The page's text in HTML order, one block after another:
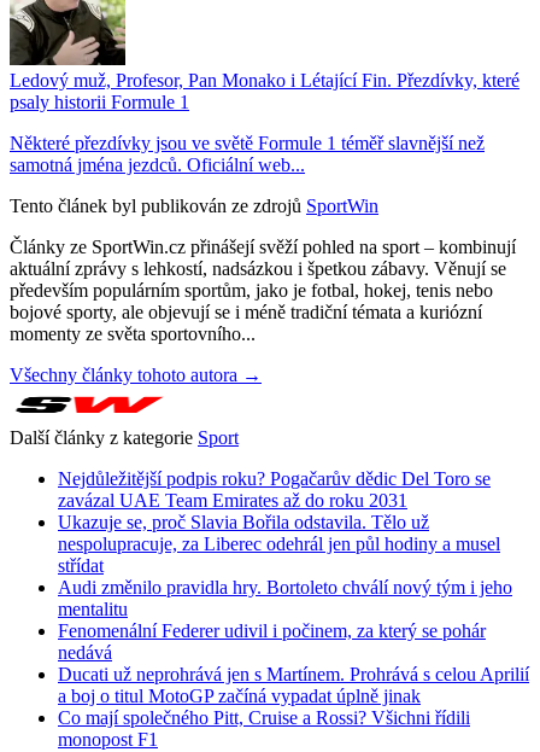
Ledový muž, Profesor, Pan Monako i Létající Fin. Přezdívky, které
psaly historii Formule 1
Některé přezdívky jsou ve světě Formule 1 téměř slavnější než
samotná jména jezdců. Oficiální web...
Tento článek byl publikován ze zdrojů SportWin
Články ze SportWin.cz přinášejí svěží pohled na sport – kombinují
aktuální zprávy s lehkostí, nadsázkou i špetkou zábavy. Věnují se
především populárním sportům, jako je fotbal, hokej, tenis nebo
bojové sporty, ale objevují se i méně tradiční témata a kuriózní
momenty ze světa sportovního...
Všechny články tohoto autora →
Další články z kategorie Sport
Nejdůležitější podpis roku? Pogačarův dědic Del Toro se
zavázal UAE Team Emirates až do roku 2031
Ukazuje se, proč Slavia Bořila odstavila. Tělo už
nespolupracuje, za Liberec odehrál jen půl hodiny a musel
střídat
Audi změnilo pravidla hry. Bortoleto chválí nový tým i jeho
mentalitu
Fenomenální Federer udivil i počinem, za který se pohár
nedává
Ducati už neprohrává jen s Martínem. Prohrává s celou Aprilií
a boj o titul MotoGP začíná vypadat úplně jinak
Co mají společného Pitt, Cruise a Rossi? Všichni řídili
monopost F1